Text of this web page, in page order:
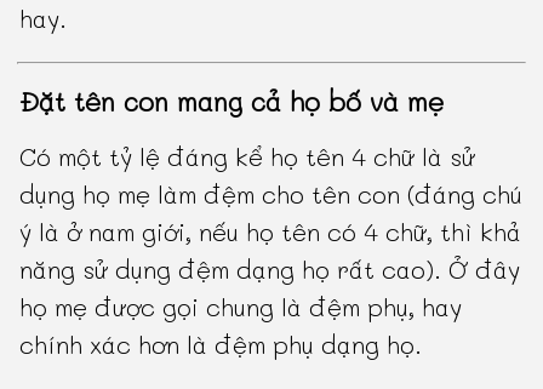
hay.
Đặt tên con mang cả họ bố và mẹ
Có một tỷ lệ đáng kể họ tên 4 chữ là sử
dụng họ mẹ làm đệm cho tên con (đáng chú
ý là ở nam giới, nếu họ tên có 4 chữ, thì khả
năng sử dụng đệm dạng họ rất cao). Ở đây
họ mẹ được gọi chung là đệm phụ, hay
chính xác hơn là đệm phụ dạng họ.